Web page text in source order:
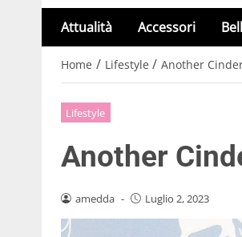
Attualità Accessori
Home / Lifestyle / Another
Lifestyle
Another
amedda - Luglio 2, 2023